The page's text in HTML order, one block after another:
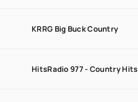
KRRG Big Buck Country
HitsRadio 977 - Country Hits